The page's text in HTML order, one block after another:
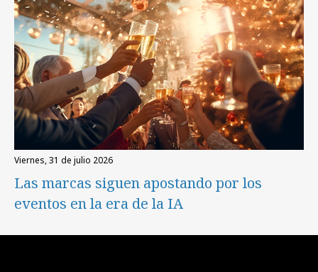
viernes, 31 de julio 2026
Las marcas siguen apostando por los
eventos en la era de la IA